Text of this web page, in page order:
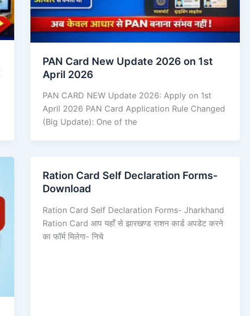
PAN Card New Update 2026 on 1st
April 2026
PAN CARD NEW Update 2026: Apply on 1st
April 2026 PAN Card Application Rule Changed
(Big Update): One of the
Ration Card Self Declaration Forms-
Download
Ration Card Self Declaration Forms- Jharkhand
Ration Card आप यहाँ से झारखण्ड राशन कार्ड अपडेट करने
का फॉर्म मिलेगा- निचे